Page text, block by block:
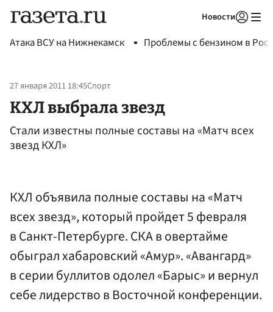
Новости
Атака ВСУ на Нижнекамск Проблемы с бензином в
27 января 2011 18:45Спорт
КХЛ выбрала звезд
Стали известны полные составы на «Матч всех
звезд КХЛ»
КХЛ объявила полные составы на «Матч
всех звезд», который пройдет 5 февраля
в Санкт-Петербурге. СКА в овертайме
обыграл хабаровский «Амур». «Авангард»
в серии буллитов одолел «Барыс» и вернул
себе лидерство в Восточной конференции.